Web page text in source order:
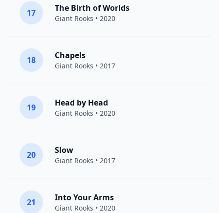
17 The Birth of Worlds
Giant Rooks • 2020
18 Chapels
Giant Rooks • 2017
19 Head by Head
Giant Rooks • 2020
20 Slow
Giant Rooks • 2017
21 Into Your Arms
Giant Rooks • 2020